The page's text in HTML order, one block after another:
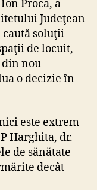
Proca, a
Judeţean
caută soluţii
de locuit,
nou
o decizie în
este extrem
Harghita, dr.
de sănătate
decât